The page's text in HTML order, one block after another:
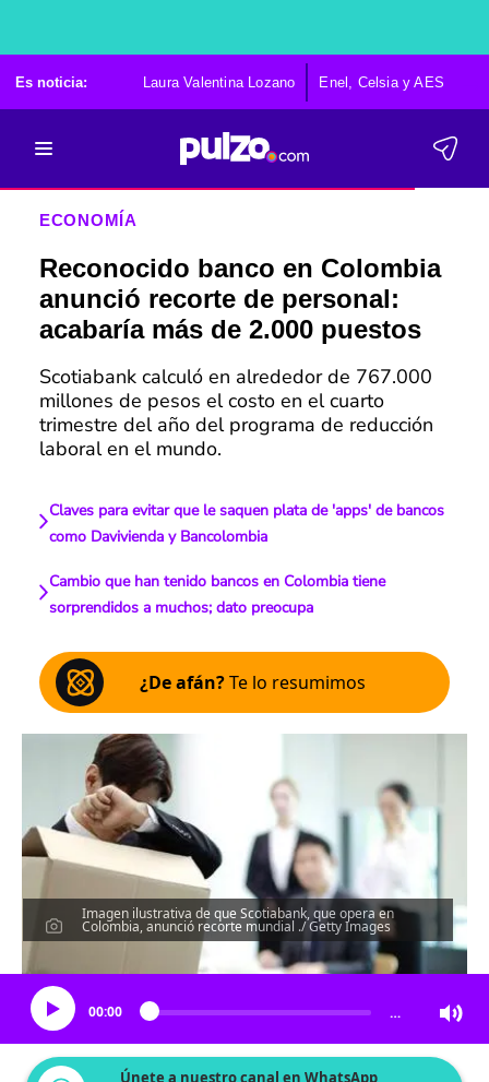
Es noticia: Laura Valentina Lozano Enel, Celsia y AES
ECONOMÍA
Reconocido banco en Colombia
anunció recorte de personal:
acabaría más de 2.000 puestos
Scotiabank calculó en alrededor de 767.000
millones de pesos el costo en el cuarto
trimestre del año del programa de reducción
laboral en el mundo.
Claves para evitar que le saquen plata de 'apps' de bancos
como Davivienda y Bancolombia
Cambio que han tenido bancos en Colombia tiene
sorprendidos a muchos; dato preocupa
¿De afán?Te lo resumimos
Imagen ilustrativa de que Scotiabank, que opera en
Colombia, anunció recorte mundial ./ Getty Images
Escucha el artículo
00:00 …
Únete a nuestro canal en WhatsApp